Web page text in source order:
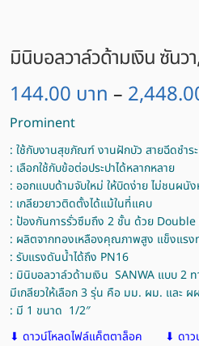
มินิบอลวาล์วด้ามเงิน ซันว
144.00 บาท –
Prominent
: ใช้กับงานสุขภัณฑ์ งานฝักบัว สายฉีดชำระ
: เลือกใช้กับข้อต่อประปาได้หลากหลาย
: ออกแบบด้ามจับใหม่ ให้บิดง่าย ไม่ชนผนั
: เกลียวยาวติดตั้งได้แม้ในที่แคบ
: ป้องกันการรั่วซึมถึง 2 ชั้น ด้วย
: ผลิตจากทองเหลืองคุณภาพสูง แข็งแรง
: รับแรงดันน้ำได้ถึง PN16
: มินิบอลวาล์วด้ามเงิน SANWA แบบ 2
มีเกลียวให้เลือก 3 รุ่น คือ มม. ผม. และ ผ
: มี 1 ขนาด 1/2″
⬇ ดาวน์โหลดไฟล์แค็ตตาล็อค
⬇ ดาว